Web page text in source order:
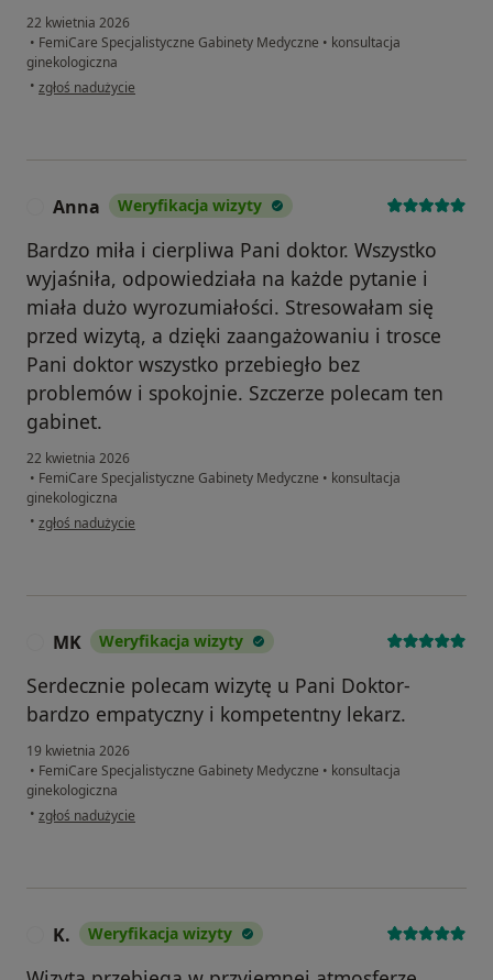
22 kwietnia 2026
• FemiCare Specjalistyczne Gabinety Medyczne • konsultacja
ginekologiczna
• w opinii użytkownika Natalia
zgłoś nadużycie
Anna Weryfikacja wizyty
Bardzo miła i cierpliwa Pani doktor. Wszystko
wyjaśniła, odpowiedziała na każde pytanie i
miała dużo wyrozumiałości. Stresowałam się
przed wizytą, a dzięki zaangażowaniu i trosce
Pani doktor wszystko przebiegło bez
problemów i spokojnie. Szczerze polecam ten
gabinet.
22 kwietnia 2026
• FemiCare Specjalistyczne Gabinety Medyczne • konsultacja
ginekologiczna
• w opinii użytkownika Anna
zgłoś nadużycie
MK Weryfikacja wizyty
Serdecznie polecam wizytę u Pani Doktor-
bardzo empatyczny i kompetentny lekarz.
19 kwietnia 2026
• FemiCare Specjalistyczne Gabinety Medyczne • konsultacja
ginekologiczna
• w opinii użytkownika MK
zgłoś nadużycie
K. Weryfikacja wizyty